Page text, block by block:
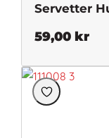
Servetter
59,00 kr